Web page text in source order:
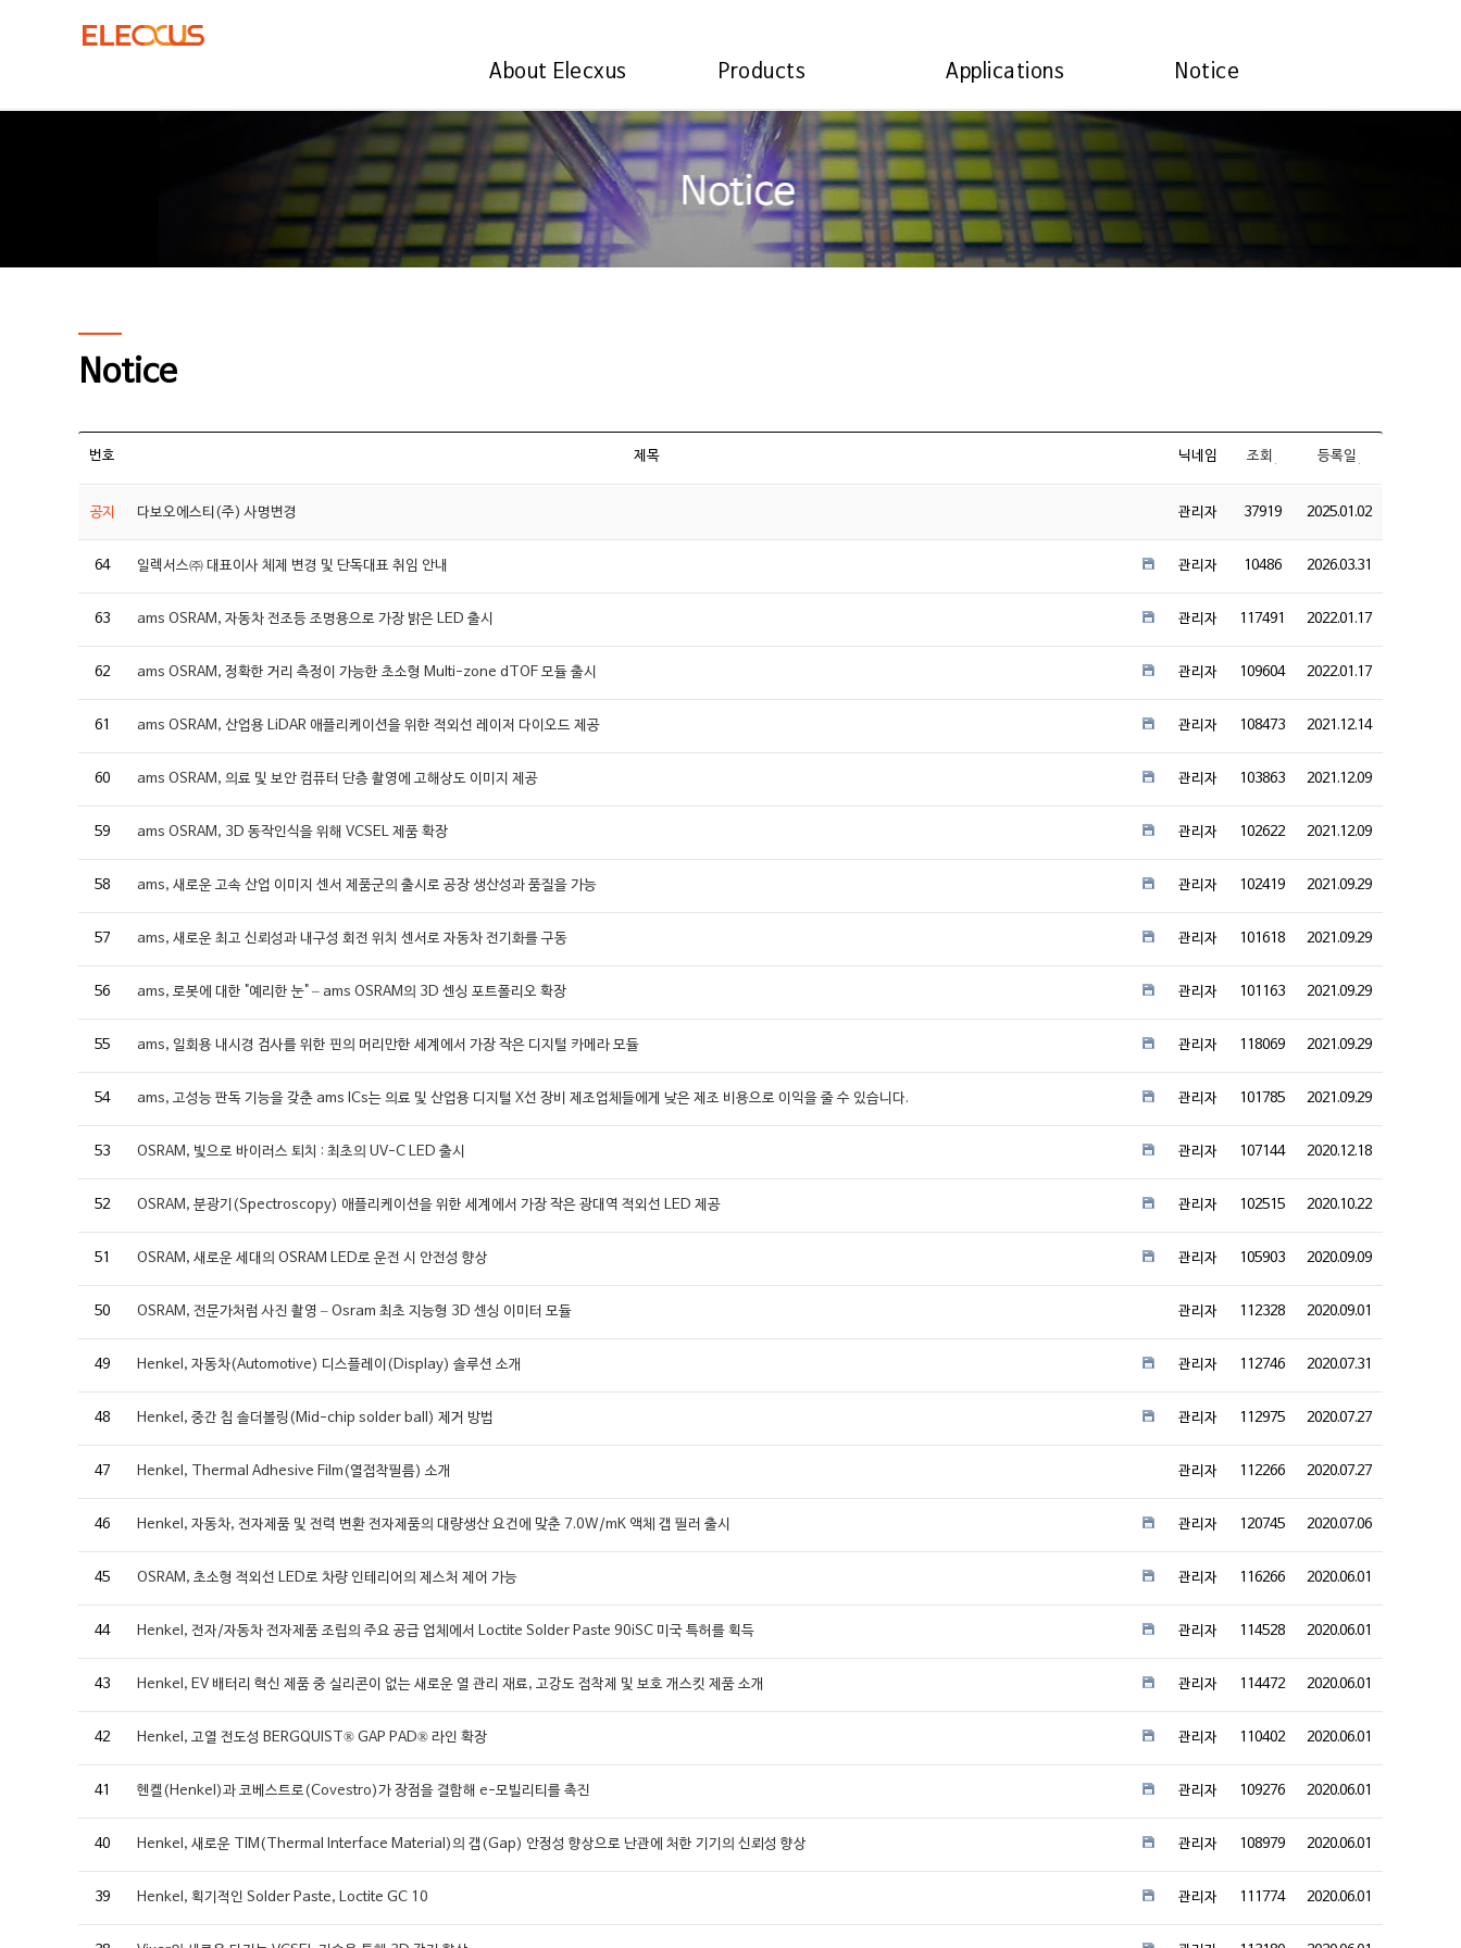
About Elecxus Products Applications Notice
Notice
번호 제목 닉네임 조회 등록일
공지 다보오에스티(주) 사명변경 관리자 37919 2025.01.02
64 일렉서스㈜ 대표이사 체제 변경 및 단독대표 취임 안내 관리자 10486 2026.03.31
63 ams OSRAM, 자동차 전조등 조명용으로 가장 밝은 LED 출시 관리자 117491 2022.01.17
62 ams OSRAM, 정확한 거리 측정이 가능한 초소형 Multi-zone dTOF 모듈 출시 관리자 109604 2022.01.17
61 ams OSRAM, 산업용 LiDAR 애플리케이션을 위한 적외선 레이저 다이오드 제공 관리자 108473 2021.12.14
60 ams OSRAM, 의료 및 보안 컴퓨터 단층 촬영에 고해상도 이미지 제공 관리자 103863 2021.12.09
59 ams OSRAM, 3D 동작인식을 위해 VCSEL 제품 확장 관리자 102622 2021.12.09
58 ams, 새로운 고속 산업 이미지 센서 제품군의 출시로 공장 생산성과 품질을 가능 관리자 102419 2021.09.29
57 ams, 새로운 최고 신뢰성과 내구성 회전 위치 센서로 자동차 전기화를 구동 관리자 101618 2021.09.29
56 ams, 로봇에 대한 "예리한 눈" – ams OSRAM의 3D 센싱 포트폴리오 확장 관리자 101163 2021.09.29
55 ams, 일회용 내시경 검사를 위한 핀의 머리만한 세계에서 가장 작은 디지털 카메라 모듈 관리자 118069 2021.09.29
54 ams, 고성능 판독 기능을 갖춘 ams ICs는 의료 및 산업용 디지털 X선 장비 제조업체들에게 낮은 제조 비용으로 이익을 줄 수 있습니다. 관리자 101785 2021.09.29
53 OSRAM, 빛으로 바이러스 퇴치 : 최초의 UV-C LED 출시 관리자 107144 2020.12.18
52 OSRAM, 분광기(Spectroscopy) 애플리케이션을 위한 세계에서 가장 작은 광대역 적외선 LED 제공 관리자 102515 2020.10.22
51 OSRAM, 새로운 세대의 OSRAM LED로 운전 시 안전성 향상 관리자 105903 2020.09.09
50 OSRAM, 전문가처럼 사진 촬영 – Osram 최초 지능형 3D 센싱 이미터 모듈 관리자 112328 2020.09.01
49 Henkel, 자동차(Automotive) 디스플레이(Display) 솔루션 소개 관리자 112746 2020.07.31
48 Henkel, 중간 칩 솔더볼링(Mid-chip solder ball) 제거 방법 관리자 112975 2020.07.27
47 Henkel, Thermal Adhesive Film(열접착필름) 소개 관리자 112266 2020.07.27
46 Henkel, 자동차, 전자제품 및 전력 변환 전자제품의 대량생산 요건에 맞춘 7.0W/mK 액체 갭 필러 출시 관리자 120745 2020.07.06
45 OSRAM, 초소형 적외선 LED로 차량 인테리어의 제스처 제어 가능 관리자 116266 2020.06.01
44 Henkel, 전자/자동차 전자제품 조립의 주요 공급 업체에서 Loctite Solder Paste 90iSC 미국 특허를 획득 관리자 114528 2020.06.01
43 Henkel, EV 배터리 혁신 제품 중 실리콘이 없는 새로운 열 관리 재료, 고강도 접착제 및 보호 개스킷 제품 소개 관리자 114472 2020.06.01
42 Henkel, 고열 전도성 BERGQUIST® GAP PAD® 라인 확장 관리자 110402 2020.06.01
41 헨켈(Henkel)과 코베스트로(Covestro)가 장점을 결합해 e-모빌리티를 촉진 관리자 109276 2020.06.01
40 Henkel, 새로운 TIM(Thermal Interface Material)의 갭(Gap) 안정성 향상으로 난관에 처한 기기의 신뢰성 향상 관리자 108979 2020.06.01
39 Henkel, 획기적인 Solder Paste, Loctite GC 10 관리자 111774 2020.06.01